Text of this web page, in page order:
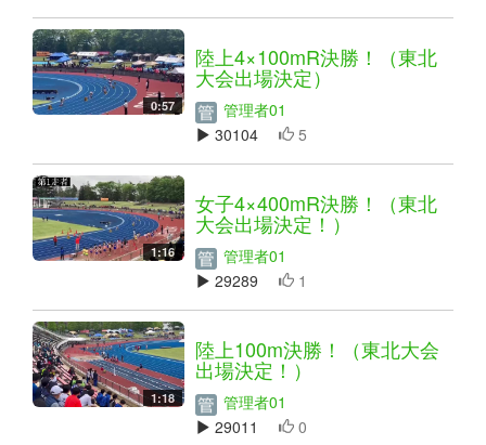
0:57
陸上4×100mR決勝！（東北
大会出場決定）
管理者01
30104
5
1:16
女子4×400mR決勝！（東北
大会出場決定！）
管理者01
29289
1
1:18
陸上100m決勝！（東北大会
出場決定！）
管理者01
29011
0